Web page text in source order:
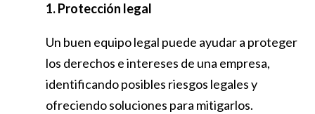
1. Protección legal
Un buen equipo legal puede ayudar a proteger
los derechos e intereses de una empresa,
identificando posibles riesgos legales y
ofreciendo soluciones para mitigarlos.